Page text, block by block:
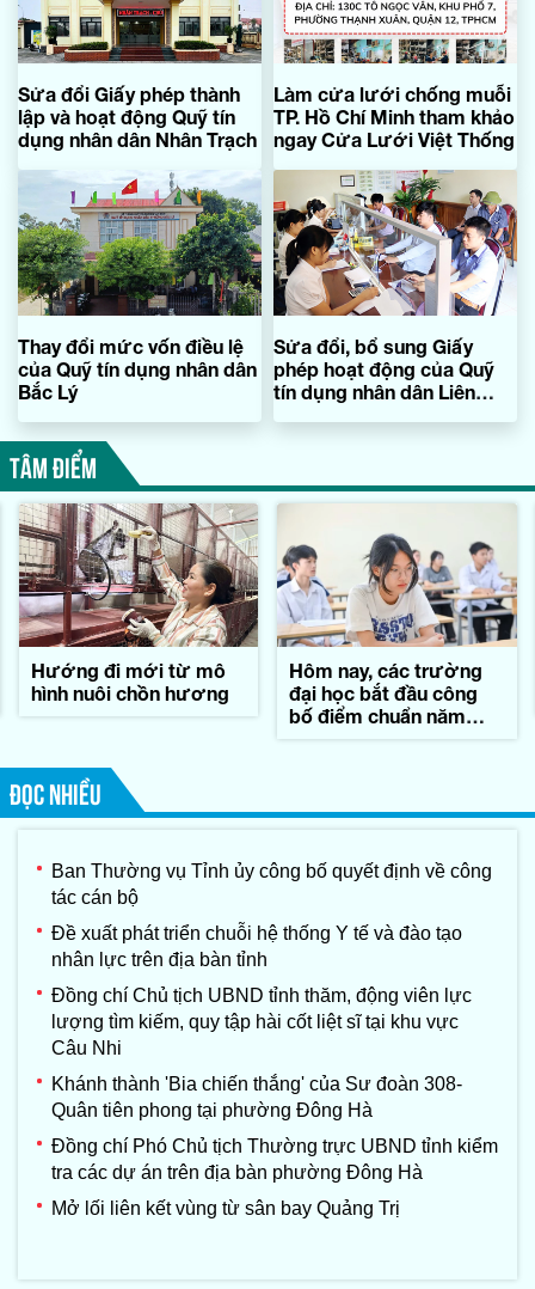
Sửa đổi Giấy phép thành
lập và hoạt động Quỹ tín
dụng nhân dân Nhân Trạch
Làm cửa lưới chống muỗi
TP. Hồ Chí Minh tham khảo
ngay Cửa Lưới Việt Thống
Thay đổi mức vốn điều lệ
của Quỹ tín dụng nhân dân
Bắc Lý
Sửa đổi, bổ sung Giấy
phép hoạt động của Quỹ
tín dụng nhân dân Liên
TÂM ĐIỂM
Hướng đi mới từ mô
hình nuôi chồn hương
Hôm nay, các trường
đại học bắt đầu công
bố điểm chuẩn năm
ĐỌC NHIỀU
Ban Thường vụ Tỉnh ủy công bố quyết định về công
tác cán bộ
Đề xuất phát triển chuỗi hệ thống Y tế và đào tạo
nhân lực trên địa bàn tỉnh
Đồng chí Chủ tịch UBND tỉnh thăm, động viên lực
lượng tìm kiếm, quy tập hài cốt liệt sĩ tại khu vực
Câu Nhi
Khánh thành 'Bia chiến thắng' của Sư đoàn 308-
Quân tiên phong tại phường Đông Hà
Đồng chí Phó Chủ tịch Thường trực UBND tỉnh kiểm
tra các dự án trên địa bàn phường Đông Hà
Mở lối liên kết vùng từ sân bay Quảng Trị